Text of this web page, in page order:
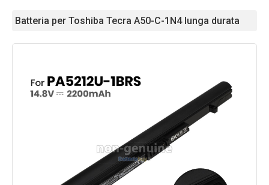
Batteria per Toshiba Tecra A50-C-1N4 lunga durata